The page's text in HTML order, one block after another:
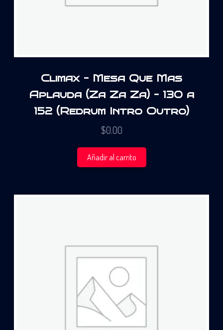
Climax – Mesa Que Mas
Aplauda (Za Za Za) – 130 a
152 (Redrum Intro Outro)
$0.00
Añadir al carrito